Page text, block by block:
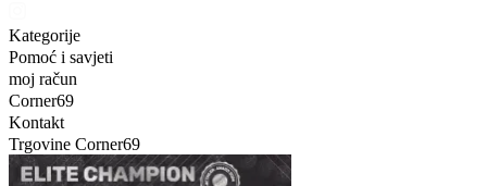
Kategorije
Pomoć i savjeti
moj račun
Corner69
Kontakt
Trgovine Corner69